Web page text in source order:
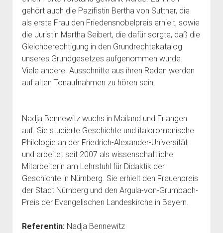
gehört auch die Pazifistin Bertha von Suttner, die
als erste Frau den Friedensnobelpreis erhielt, sowie
die Juristin Martha Seibert, die dafür sorgte, daß die
Gleichberechtigung in den Grundrechtekatalog
unseres Grundgesetzes aufgenommen wurde.
Viele andere. Ausschnitte aus ihren Reden werden
auf alten Tonaufnahmen zu hören sein.
Nadja Bennewitz wuchs in Mailand und Erlangen
auf. Sie studierte Geschichte und italoromanische
Philologie an der Friedrich-Alexander-Universität
und arbeitet seit 2007 als wissenschaftliche
Mitarbeiterin am Lehrstuhl für Didaktik der
Geschichte in Nürnberg. Sie erhielt den Frauenpreis
der Stadt Nürnberg und den Argula-von-Grumbach-
Preis der Evangelischen Landeskirche in Bayern.
Referentin:Nadja Bennewitz